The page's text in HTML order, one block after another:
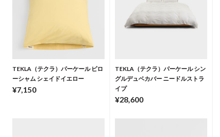
TEKLA（テクラ）パーケール ピロ
ーシャム シェイドイエロー
¥7,150
TEKLA（テクラ）パーケール シン
グルデュベカバー ニードルストラ
イプ
¥28,600